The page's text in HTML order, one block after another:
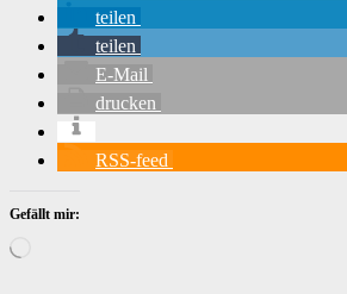
teilen
teilen
E-Mail
drucken
RSS-feed
Gefällt mir: